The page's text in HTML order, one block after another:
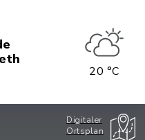
20 °C
Digitaler
Ortsplan